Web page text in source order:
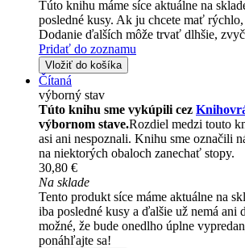
Túto knihu máme síce aktuálne na
posledné kusy. Ak ju chcete mať
Dodanie ďalších môže trvať dlhšie,
Pridať do zoznamu
Vložiť do košíka
Čítaná
výborný stav
Túto knihu sme vykúpili cez
výbornom stave.Rozdiel medzi touto
asi ani nespoznali. Knihu sme označili
na niektorých obaloch zanechať stopy.
30,80 €
Na sklade
Tento produkt síce máme aktuálne na
iba posledné kusy a ďalšie už nemá ani
možné, že bude onedlho úplne
ponáhľajte sa!